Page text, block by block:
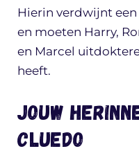
Hierin verdwijnt
en moeten Harry,
en Marcel
heeft.
Jouw
Cluedo